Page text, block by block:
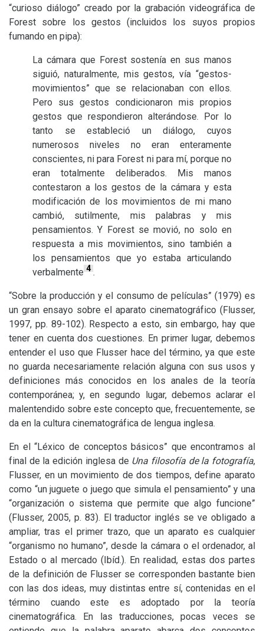
“curioso diálogo” creado por la grabación videográfica de
Forest sobre los gestos (incluidos los suyos propios
fumando en pipa):
La cámara que Forest sostenía en sus manos
siguió, naturalmente, mis gestos, vía “gestos-
movimientos” que se relacionaban con ellos.
Pero sus gestos condicionaron mis propios
gestos que respondieron alterándose. Por lo
tanto se estableció un diálogo, cuyos
numerosos niveles no eran enteramente
conscientes, ni para Forest ni para mí, porque no
eran totalmente deliberados. Mis manos
contestaron a los gestos de la cámara y esta
modificación de los movimientos de mi mano
cambió, sutilmente, mis palabras y mis
pensamientos. Y Forest se movió, no solo en
respuesta a mis movimientos, sino también a
los pensamientos que yo estaba articulando
verbalmente 4 .
“Sobre la producción y el consumo de películas” (1979) es
un gran ensayo sobre el aparato cinematográfico (Flusser,
1997, pp. 89-102). Respecto a esto, sin embargo, hay que
tener en cuenta dos cuestiones. En primer lugar, debemos
entender el uso que Flusser hace del término, ya que este
no guarda necesariamente relación alguna con sus usos y
definiciones más conocidos en los anales de la teoría
contemporánea; y, en segundo lugar, debemos aclarar el
malentendido sobre este concepto que, frecuentemente, se
da en la cultura cinematográfica de lengua inglesa.
En el “Léxico de conceptos básicos” que encontramos al
final de la edición inglesa de Una filosofía de la fotografía,
Flusser, en un movimiento de dos tiempos, define aparato
como “un juguete o juego que simula el pensamiento” y una
“organización o sistema que permite que algo funcione”
(Flusser, 2005, p. 83). El traductor inglés se ve obligado a
ampliar, tras el primer trazo, que un aparato es cualquier
“organismo no humano”, desde la cámara o el ordenador, al
Estado o al mercado (Ibíd.). En realidad, estas dos partes
de la definición de Flusser se corresponden bastante bien
con las dos ideas, muy distintas entre sí, contenidas en el
término cuando este es adoptado por la teoría
cinematográfica. En las traducciones, pocas veces se